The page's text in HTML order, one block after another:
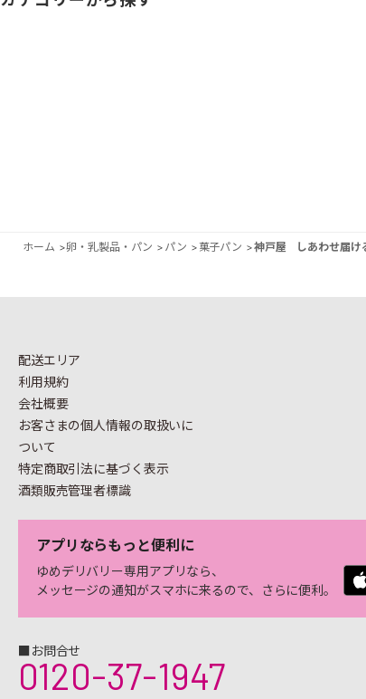
ホーム >卵・乳製品・パン > パン >菓子パン >神戸屋 しあわせ届け
配送エリア
利用規約
会社概要
お客さまの個人情報の取扱いに
ついて
特定商取引法に基づく表示
酒類販売管理者標識
アプリならもっと便利に
ゆめデリバリー専用アプリなら、
メッセージの通知がスマホに来るので、さらに便利。
■お問合せ
0120-37-1947